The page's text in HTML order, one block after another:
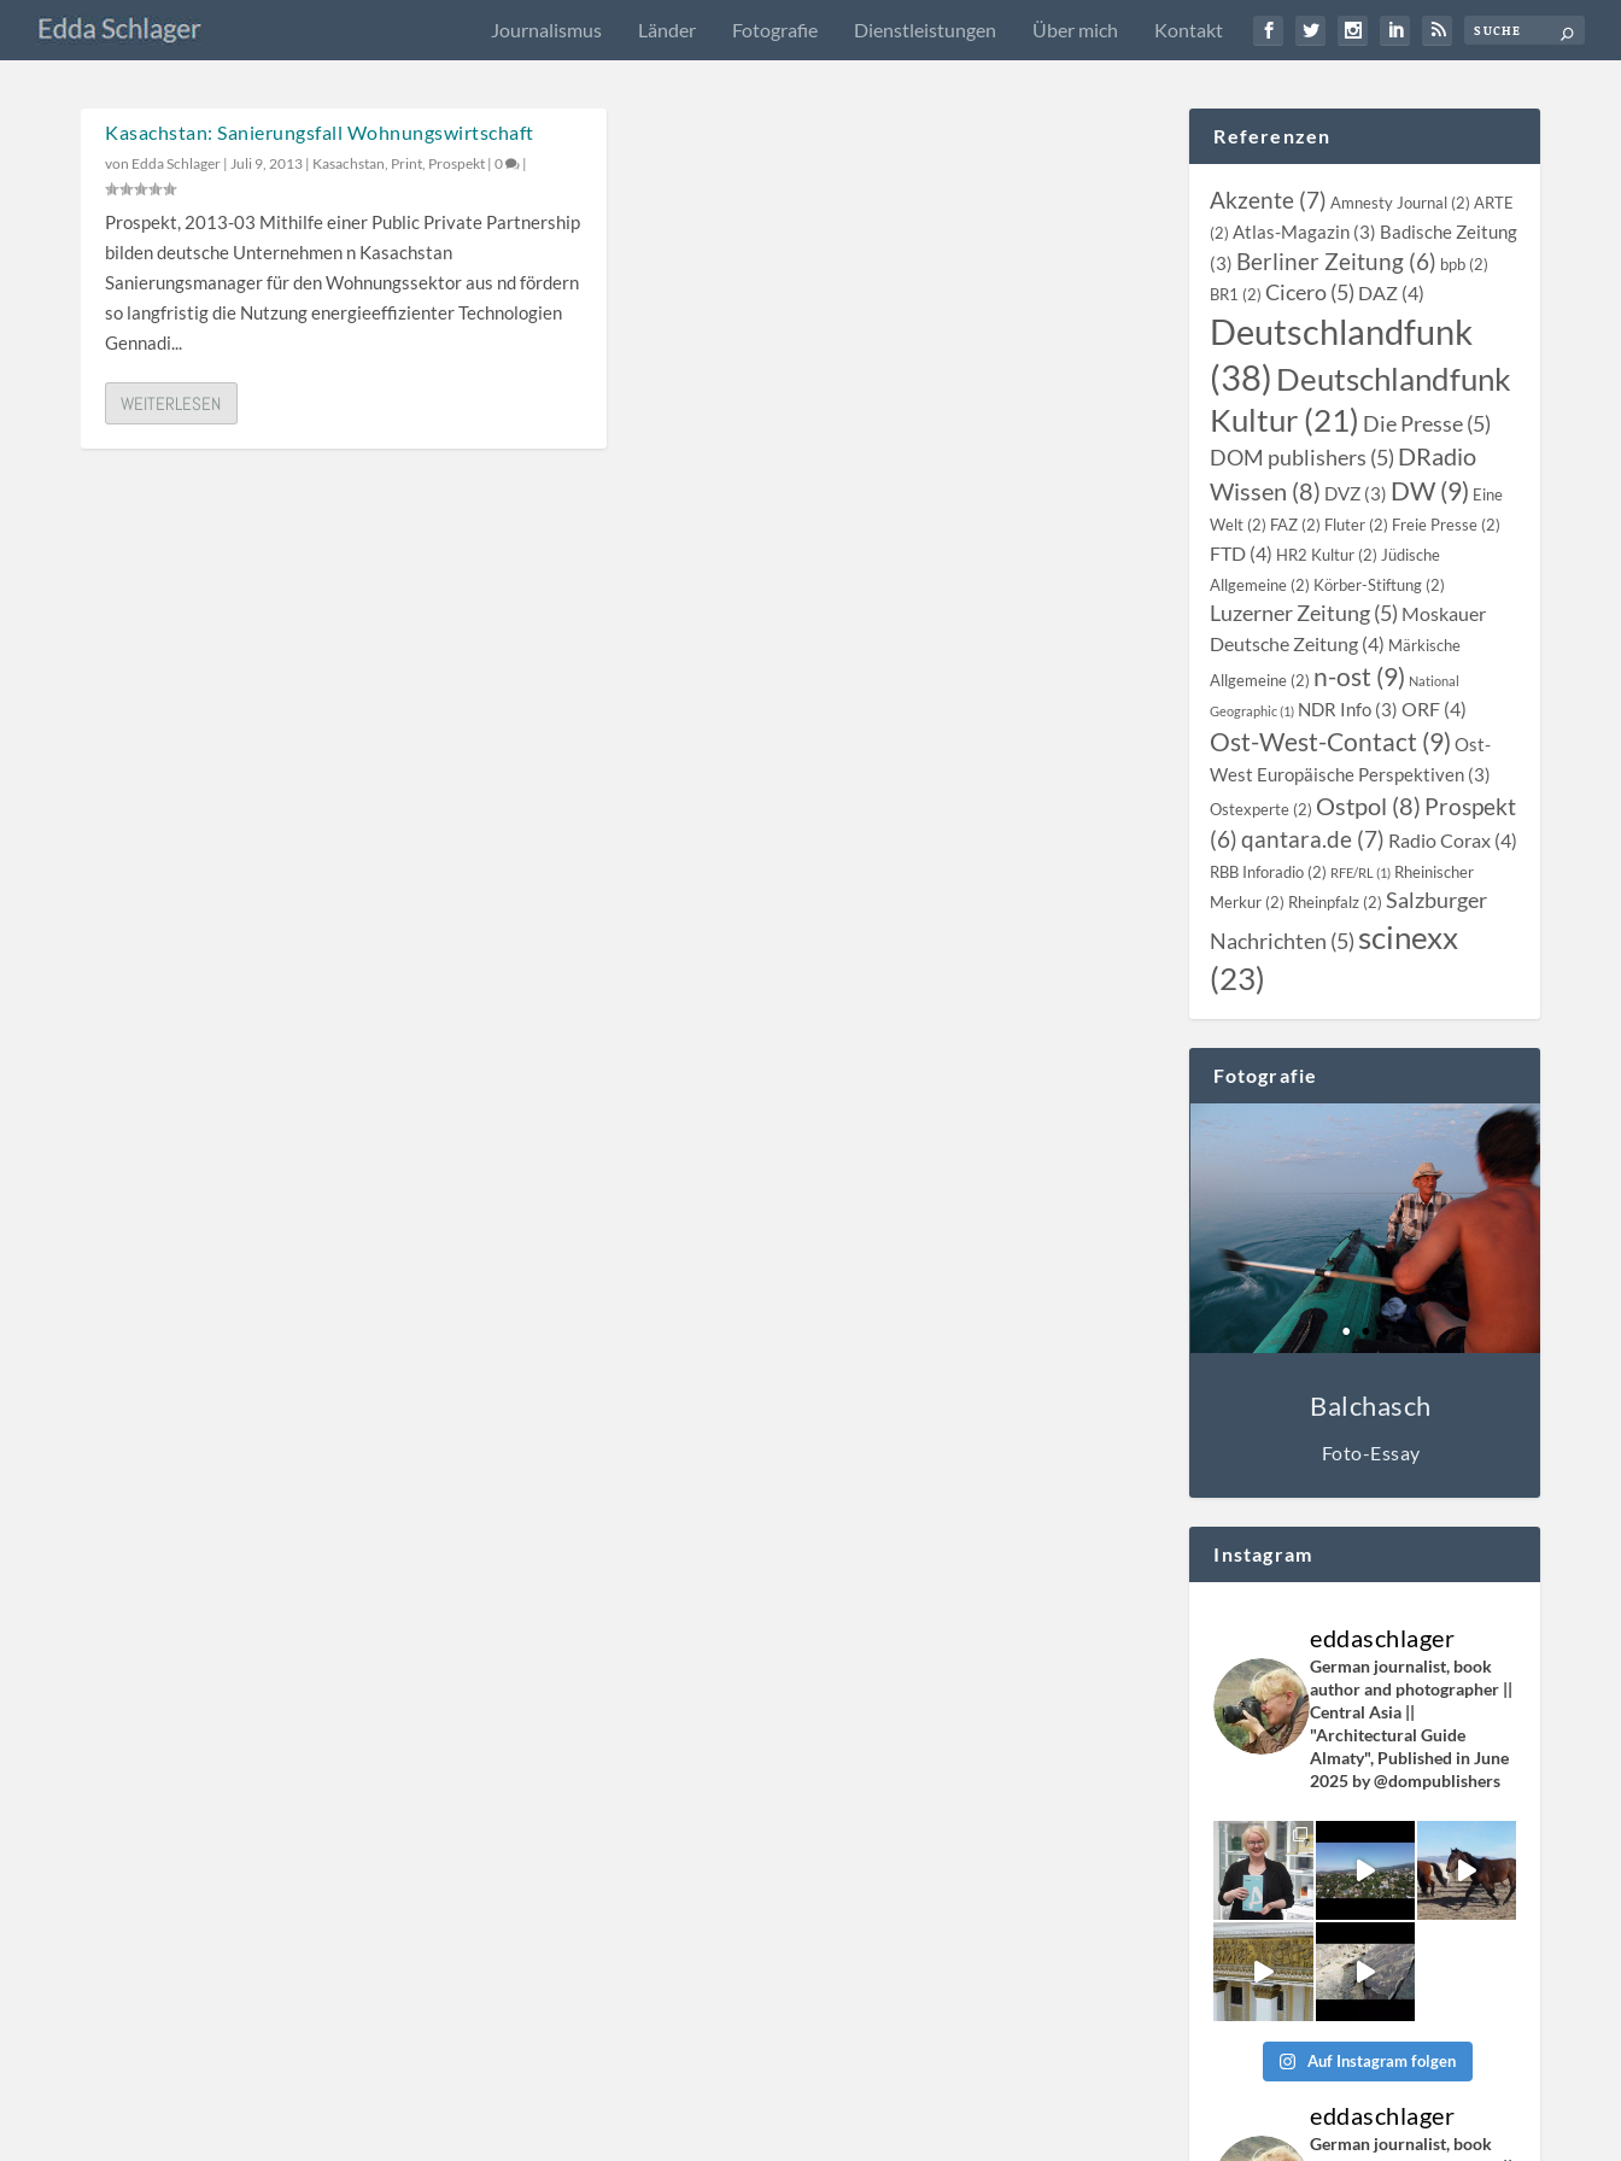
Journalismus Länder Fotografie Dienstleistungen Über mich Kontakt
Kasachstan: Sanierungsfall Wohnungswirtschaft
von Edda Schlager |Juli 9, 2013 | Kasachstan, Print, Prospekt |0 |
Prospekt, 2013-03 Mithilfe einer Public Private Partnership
bilden deutsche Unternehmen n Kasachstan
Sanierungsmanager für den Wohnungssektor aus nd fördern
so langfristig die Nutzung energieeffizienter Technologien
Gennadi...
WEITERLESEN
Referenzen
Akzente (7) Amnesty Journal (2) ARTE
(2) Atlas-Magazin (3) Badische Zeitung
(3) Berliner Zeitung (6) bpb (2)
BR1 (2) Cicero (5) DAZ (4)
Deutschlandfunk
(38) Deutschlandfunk
Kultur (21) Die Presse (5)
DOM publishers (5) DRadio
Wissen (8) DVZ (3) DW (9) Eine
Welt (2) FAZ (2) Fluter (2) Freie Presse (2)
FTD (4) HR2 Kultur (2) Jüdische
Allgemeine (2) Körber-Stiftung (2)
Luzerner Zeitung (5) Moskauer
Deutsche Zeitung (4) Märkische
Allgemeine (2) n-ost (9) National
Geographic (1) NDR Info (3) ORF (4)
Ost-West-Contact (9) Ost-
West Europäische Perspektiven (3)
Ostexperte (2) Ostpol (8) Prospekt
(6)qantara.de (7) Radio Corax (4)
RBB Inforadio (2) RFE/RL (1) Rheinischer
Merkur (2) Rheinpfalz (2) Salzburger
Nachrichten (5) scinexx
(23)
Fotografie
Balchasch
Foto-Essay
Instagram
eddaschlager
German journalist, book
author and photographer ||
Central Asia ||
"Architectural Guide
Almaty", Published in June
2025 by @dompublishers
Auf Instagram folgen
eddaschlager
German journalist, book